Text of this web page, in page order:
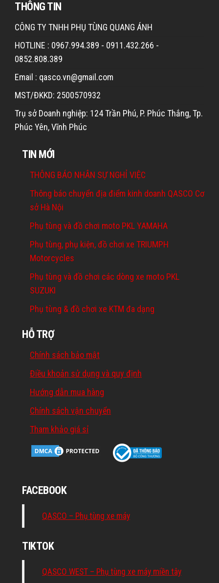
THÔNG TIN
CÔNG TY TNHH PHỤ TÙNG QUANG ÁNH
HOTLINE : 0967.994.389 - 0911.432.266 -
0852.808.389
Email : qasco.vn@gmail.com
MST/ĐKKD: 2500570932
Trụ sở Doanh nghiệp: 124 Trần Phú, P. Phúc Thắng, Tp.
Phúc Yên, Vĩnh Phúc
TIN MỚI
THÔNG BÁO NHÂN SỰ NGHỈ VIỆC
Thông báo chuyển địa điểm kinh doanh QASCO Cơ
sở Hà Nội
Phụ tùng và đồ chơi moto PKL YAMAHA
Phụ tùng, phụ kiện, đồ chơi xe TRIUMPH
Motorcycles
Phụ tùng và đồ chơi các dòng xe moto PKL
SUZUKI
Phụ tùng & đồ chơi xe KTM đa dạng
HỖ TRỢ
Chính sách bảo mật
Điều khoản sử dụng và quy định
Hướng dẫn mua hàng
Chính sách vận chuyển
Tham khảo giá sỉ
FACEBOOK
QASCO – Phụ tùng xe máy
TIKTOK
QASCO WEST – Phụ tùng xe máy miền tây